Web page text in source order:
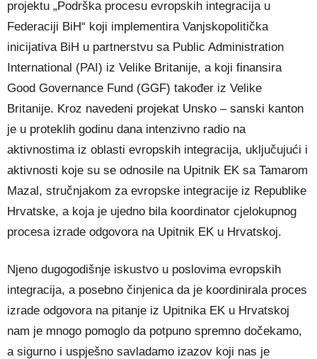
projektu „Podrška procesu evropskih integracija u
Federaciji BiH“ koji implementira Vanjskopolitička
inicijativa BiH u partnerstvu sa Public Administration
International (PAI) iz Velike Britanije, a koji finansira
Good Governance Fund (GGF) također iz Velike
Britanije. Kroz navedeni projekat Unsko – sanski kanton
je u proteklih godinu dana intenzivno radio na
aktivnostima iz oblasti evropskih integracija, uključujući i
aktivnosti koje su se odnosile na Upitnik EK sa Tamarom
Mazal, stručnjakom za evropske integracije iz Republike
Hrvatske, a koja je ujedno bila koordinator cjelokupnog
procesa izrade odgovora na Upitnik EK u Hrvatskoj.
Njeno dugogodišnje iskustvo u poslovima evropskih
integracija, a posebno činjenica da je koordinirala proces
izrade odgovora na pitanje iz Upitnika EK u Hrvatskoj
nam je mnogo pomoglo da potpuno spremno dočekamo,
a sigurno i uspješno savladamo izazov koji nas je